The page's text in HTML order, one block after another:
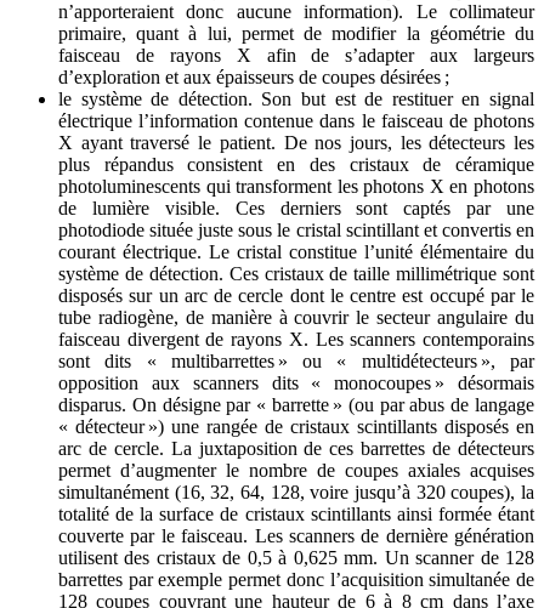
n’apporteraient donc aucune information). Le collimateur
primaire, quant à lui, permet de modifier la géométrie du
faisceau de rayons X afin de s’adapter aux largeurs
d’exploration et aux épaisseurs de coupes désirées ;
le système de détection. Son but est de restituer en signal
électrique l’information contenue dans le faisceau de photons
X ayant traversé le patient. De nos jours, les détecteurs les
plus répandus consistent en des cristaux de céramique
photoluminescents qui transforment les photons X en photons
de lumière visible. Ces derniers sont captés par une
photodiode située juste sous le cristal scintillant et convertis en
courant électrique. Le cristal constitue l’unité élémentaire du
système de détection. Ces cristaux de taille millimétrique sont
disposés sur un arc de cercle dont le centre est occupé par le
tube radiogène, de manière à couvrir le secteur angulaire du
faisceau divergent de rayons X. Les scanners contemporains
sont dits « multibarrettes » ou « multidétecteurs », par
opposition aux scanners dits « monocoupes » désormais
disparus. On désigne par « barrette » (ou par abus de langage
« détecteur ») une rangée de cristaux scintillants disposés en
arc de cercle. La juxtaposition de ces barrettes de détecteurs
permet d’augmenter le nombre de coupes axiales acquises
simultanément (16, 32, 64, 128, voire jusqu’à 320 coupes), la
totalité de la surface de cristaux scintillants ainsi formée étant
couverte par le faisceau. Les scanners de dernière génération
utilisent des cristaux de 0,5 à 0,625 mm. Un scanner de 128
barrettes par exemple permet donc l’acquisition simultanée de
128 coupes couvrant une hauteur de 6 à 8 cm dans l’axe